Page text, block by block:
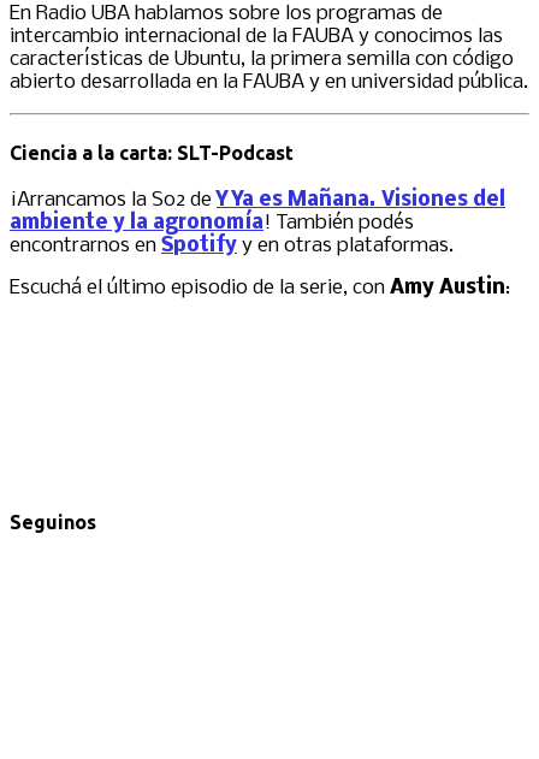
En Radio UBA hablamos sobre los programas de
intercambio internacional de la FAUBA y conocimos las
características de Ubuntu, la primera semilla con código
abierto desarrollada en la FAUBA y en universidad pública.
Ciencia a la carta: SLT-Podcast
¡Arrancamos la S02 deY Ya es Mañana. Visiones del
ambiente y la agronomía! También podés
encontrarnos en Spotify y en otras plataformas.
Escuchá el último episodio de la serie, con Amy Austin:
Seguinos